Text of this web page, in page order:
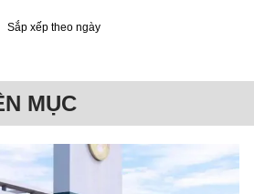
Sắp xếp theo ngày
MỤC